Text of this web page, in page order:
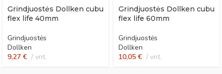
Grindjuostės Dollken cubu
flex life 40mm
Grindjuostės
Dollken
9,27 € vnt.
Grindjuostės Dollken cubu
flex life 60mm
Grindjuostės
Dollken
10,05 € vnt.